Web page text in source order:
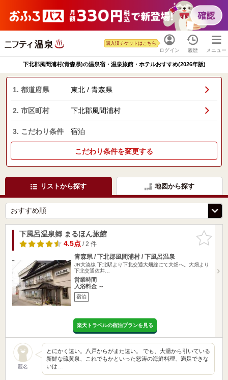
ログイン
購入済チケットはこちら
履歴 メニュー
下北郡風間浦村(青森県)の温泉宿・温泉旅館・ホテルおすすめ(2026年版)
1. 都道府県 東北 / 青森県
2. 市区町村 下北郡風間浦村
3. こだわり条件 宿泊
こだわり条件を変更する
リストから探す 地図から探す
お気に入
りに追加
下風呂温泉郷 まるほん旅館
4.5点/ 2 件
青森県 / 下北郡風間浦村 / 下風呂温泉
JR大湊線 下北駅より下北交通大畑線にて大畑へ。大畑より
下北交通佐井…
営業時間
入浴料金 ～
宿泊
楽天トラベルの宿泊プランを見る
匿名
とにかく遠い。八戸からがまた遠い。 でも、大湯から引いている
新鮮な硫黄泉、これでもかといった怒涛の海鮮料理、満足できな
いは…